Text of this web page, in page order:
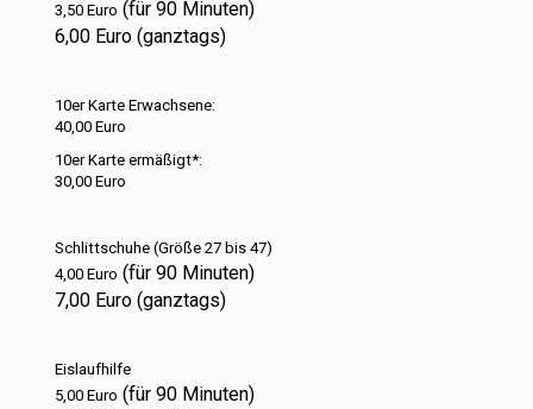
3,50 Euro (für 90 Minuten)
6,00 Euro (ganztags)
10er Karte Erwachsene:
40,00 Euro
10er Karte ermäßigt*:
30,00 Euro
Schlittschuhe (Größe 27 bis 47)
4,00 Euro (für 90 Minuten)
7,00 Euro (ganztags)
Eislaufhilfe
5,00 Euro (für 90 Minuten)